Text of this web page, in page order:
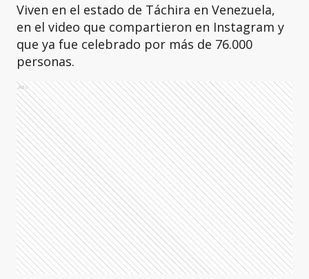
Viven en el estado de Táchira en Venezuela,
en el video que compartieron en Instagram y
que ya fue celebrado por más de 76.000
personas.
Ads